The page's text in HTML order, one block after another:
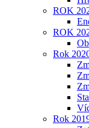
ROK
ROK
Rok
Rok